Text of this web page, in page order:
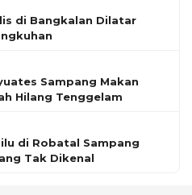
di Bangkalan Dilatar
Sampang Makan
Hilang Tenggelam
di Robatal Sampang
Tak Dikenal